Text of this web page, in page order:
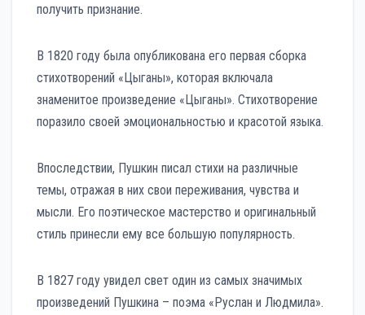
получить признание.
В 1820 году была опубликована его первая сборка
стихотворений «Цыганы», которая включала
знаменитое произведение «Цыганы». Стихотворение
поразило своей эмоциональностью и красотой языка.
Впоследствии, Пушкин писал стихи на различные
темы, отражая в них свои переживания, чувства и
мысли. Его поэтическое мастерство и оригинальный
стиль принесли ему все большую популярность.
В 1827 году увидел свет один из самых значимых
произведений Пушкина – поэма «Руслан и Людмила».